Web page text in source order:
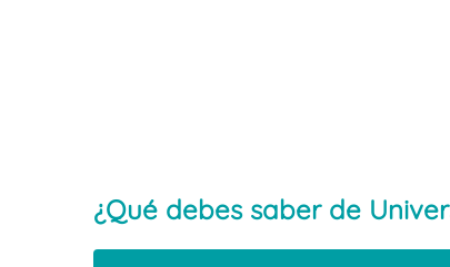
¿Qué debes saber de